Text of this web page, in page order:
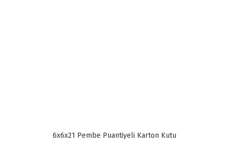
6x6x21 Pembe Puantiyeli Karton Kutu